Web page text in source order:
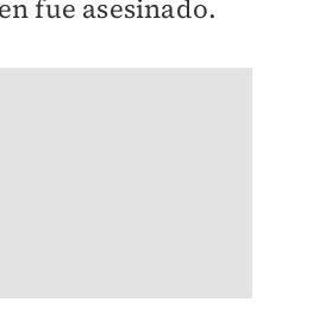
fue asesinado.